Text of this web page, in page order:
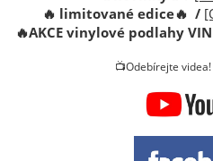
🔥 limitované edice🔥 /
🔥AKCE vinylové podlahy
📺Odebírejte